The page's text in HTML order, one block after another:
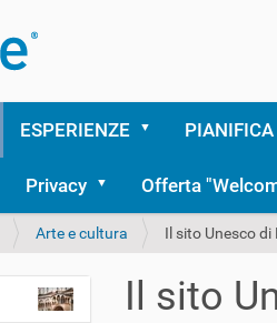
ESPERIENZE
Privacy Offerta
Arte e cultura Il sito Unesco di
Il sito